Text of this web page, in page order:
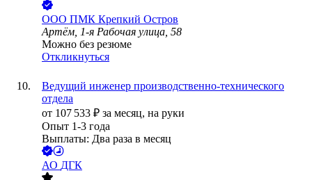
ООО ПМК Крепкий Остров
Артём, 1-я Рабочая улица, 58
Можно без резюме
Откликнуться
Ведущий инженер производственно-технического
отдела
от 107 533 ₽ за месяц, на руки
Опыт 1-3 года
Выплаты: Два раза в месяц
АО ДГК